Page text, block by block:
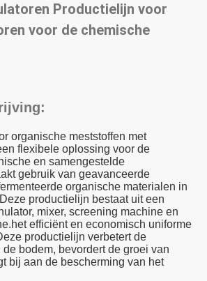
Productielijn voor
voor de chemische
organische meststoffen met
flexibele oplossing voor de
en samengestelde
gebruik van geavanceerde
organische materialen in
productielijn bestaat uit een
mixer, screening machine en
efficiënt en economisch uniforme
productielijn verbetert de
bodem, bevordert de groei van
bij aan de bescherming van het